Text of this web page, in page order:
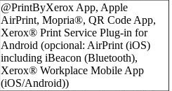
@PrintByXerox App, Apple
AirPrint, Mopria®, QR Code App,
Xerox® Print Service Plug-in for
Android (opcional: AirPrint (iOS)
including iBeacon (Bluetooth),
Xerox® Workplace Mobile App
(iOS/Android))